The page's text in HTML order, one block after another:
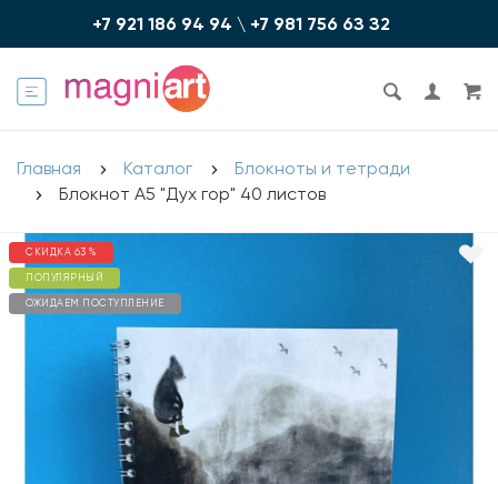
+7 921 186 94 94 \ +7 981 756 6З З2
Главная Каталог
Блокноты и тетради
Блокнот А5 "Дух гор" 40 листов
СКИДКА 63 %
ПОПУЛЯРНЫЙ
ОЖИДАЕМ ПОСТУПЛЕНИЕ